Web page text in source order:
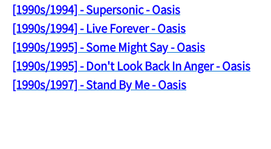
[1990s/1994] - Supersonic - Oasis
[1990s/1994] - Live Forever - Oasis
[1990s/1995] - Some Might Say - Oasis
[1990s/1995] - Don't Look Back In Anger - Oasis
[1990s/1997] - Stand By Me - Oasis